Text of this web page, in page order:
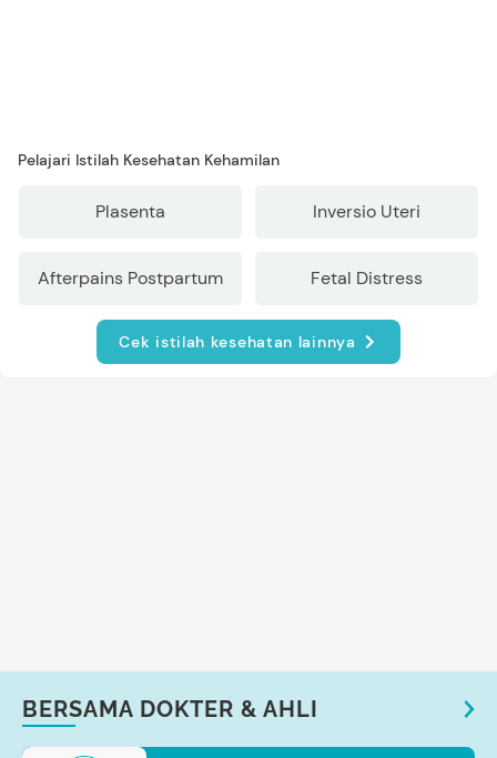
Pelajari Istilah Kesehatan Kehamilan
Plasenta Inversio Uteri
Afterpains Postpartum Fetal Distress
Cek istilah kesehatan lainnya
BERSAMA DOKTER & AHLI